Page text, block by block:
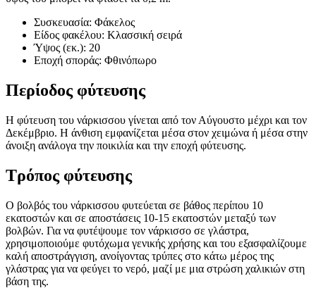
Συσκευασία: Φάκελος
Είδος φακέλου: Κλασσική σειρά
Ύψος (εκ.): 20
Εποχή σποράς: Φθινόπωρο
Περίοδος φύτευσης
Η φύτευση του νάρκισσου γίνεται από τον Αύγουστο μέχρι και τον
Δεκέμβριο. Η άνθιση εμφανίζεται μέσα στον χειμώνα ή μέσα στην
άνοιξη ανάλογα την ποικιλία και την εποχή φύτευσης.
Τρόπος φύτευσης
Ο βολβός του νάρκισσου φυτεύεται σε βάθος περίπου 10
εκατοστών και σε αποστάσεις 10-15 εκατοστών μεταξύ των
βολβών. Για να φυτέψουμε τον νάρκισσο σε γλάστρα,
χρησιμοποιούμε φυτόχωμα γενικής χρήσης και του εξασφαλίζουμε
καλή αποστράγγιση, ανοίγοντας τρύπες στο κάτω μέρος της
γλάστρας για να φεύγει το νερό, μαζί με μια στρώση χαλικιών στη
βάση της.